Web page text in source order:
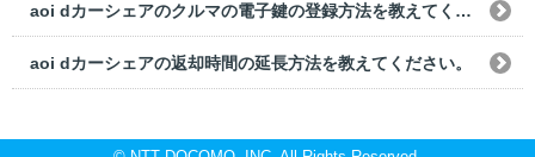
aoi dカーシェアのクルマの電子鍵の登録方法を教えてください。
aoi dカーシェアの返却時間の延長方法を教えてください。